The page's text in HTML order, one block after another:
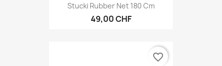
Stucki Rubber Net 180 Cm
49,00 CHF
favorite_border